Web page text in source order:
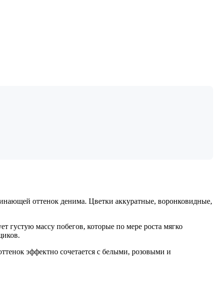
оттенок денима. Цветки аккуратные, воронковидные,
густую массу побегов, которые по мере роста мягко
эффектно сочетается с белыми, розовыми и